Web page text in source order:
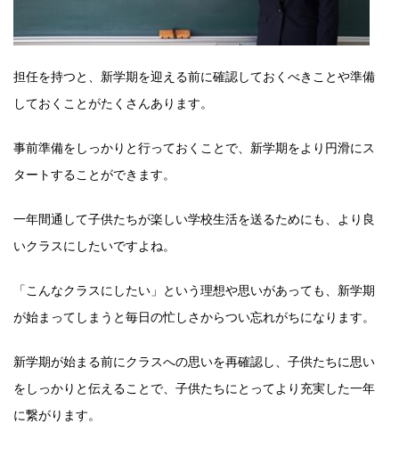
担任を持つと、新学期を迎える前に確認しておくべきことや準備
しておくことがたくさんあります。
事前準備をしっかりと行っておくことで、新学期をより円滑にス
タートすることができます。
一年間通して子供たちが楽しい学校生活を送るためにも、より良
いクラスにしたいですよね。
「こんなクラスにしたい」という理想や思いがあっても、新学期
が始まってしまうと毎日の忙しさからつい忘れがちになります。
新学期が始まる前にクラスへの思いを再確認し、子供たちに思い
をしっかりと伝えることで、子供たちにとってより充実した一年
に繋がります。